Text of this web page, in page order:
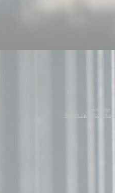
Erzeugt
Arclab.de - Software